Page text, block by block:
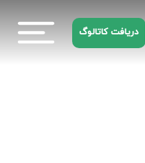
دریافت کاتالوگ